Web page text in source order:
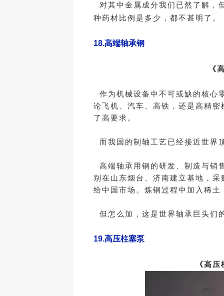
对其中金属成分我们已然了解，
种药材比例是多少，都不甚明了。
18.高端轴承钢
《
作为机械设备中不可或缺的核心
论飞机、汽车、高铁，还是高精
了高要求。
而我国的制轴工艺已经接近世界
高端轴承用钢的研发、制造与销
别在山东烟台、济南建立基地，
给中国市场。炼钢过程中加入稀
但怎么加，这是世界轴承巨头们
19.高压柱塞泵
《高